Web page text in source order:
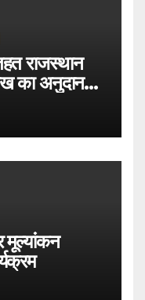
राजस्थान
का अनुदान
मूल्यांकन